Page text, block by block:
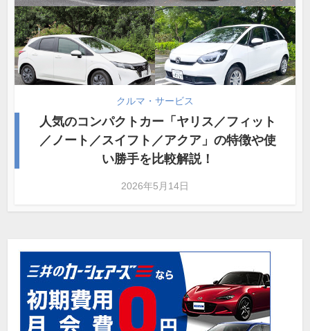
クルマ・サービス
人気のコンパクトカー「ヤリス／フィット
／ノート／スイフト／アクア」の特徴や使
い勝手を比較解説！
2026年5月14日